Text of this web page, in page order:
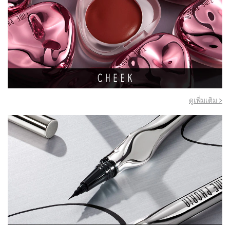
ดูเพิ่มเติม >